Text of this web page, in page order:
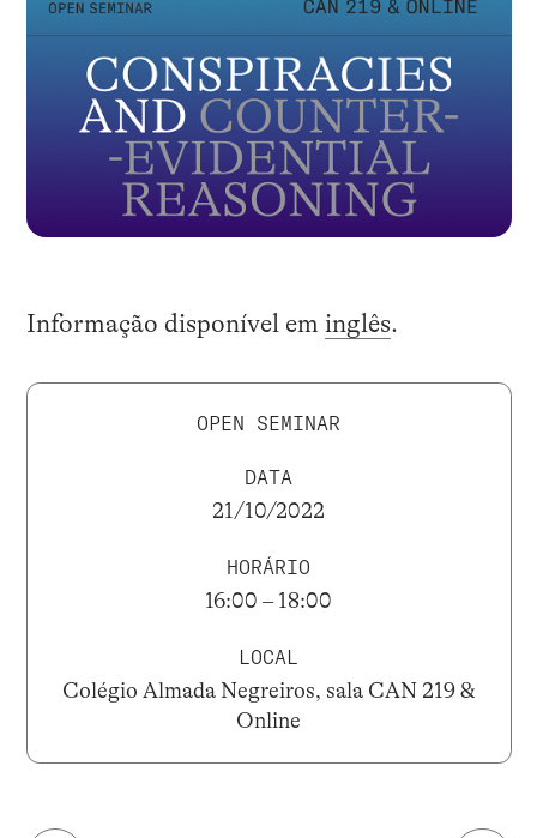
Informação disponível em inglês.
OPEN SEMINAR
DATA
21/10/2022
HORÁRIO
16:00 – 18:00
LOCAL
Colégio Almada Negreiros, sala CAN 219 &
Online